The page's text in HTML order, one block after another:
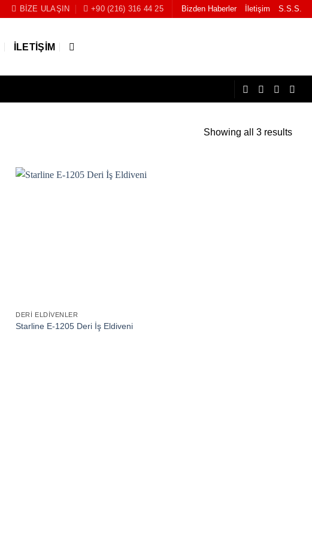
BIZE ULAŞIN +90 (216) 316 44 25 Bizden Haberler İletişim S.S.S.
İLETIŞIM
Showing all 3 results
DERI ELDIVENLER
Starline E-1205 Deri İş Eldiveni